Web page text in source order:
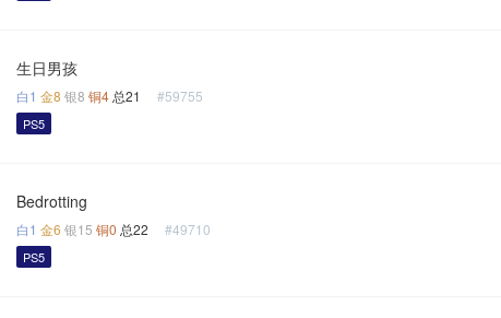
生日男孩
白1 金8 银8 铜4 总21 #59755
PS5
Bedrotting
白1 金6 银15 铜0 总22 #49710
PS5